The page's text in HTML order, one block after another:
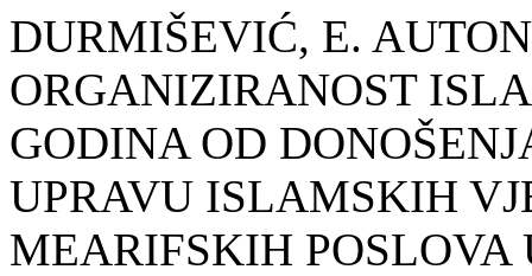
DURMIŠEVIĆ, E.
ORGANIZIRANOST
GODINA OD
UPRAVU ISLAMSKIH
MEARIFSKIH